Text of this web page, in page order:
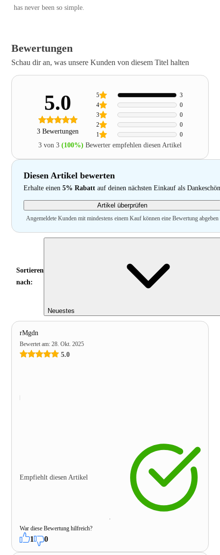
has never been so simple.
Bewertungen
Schau dir an, was unsere Kunden von diesem Titel halten
5.0
3 Bewertungen 1 0
2 0
3 0
4 0
5 3
3 von 3 (100%) Bewerter empfehlen diesen Artikel
Diesen Artikel bewerten
Erhalte einen 5% Rabatt auf deinen nächsten Einkauf als Dankeschön
Artikel überprüfen
Angemeldete Kunden mit mindestens einem Kauf können eine Bewertung abgeben
Sortieren
nach:
Neuestes
rMgdn
Bewertet am: 28. Okt. 2025
5.0
Empfiehlt diesen Artikel
War diese Bewertung hilfreich?
1 0